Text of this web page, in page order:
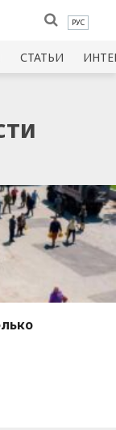
РУС
СТАТЬИ